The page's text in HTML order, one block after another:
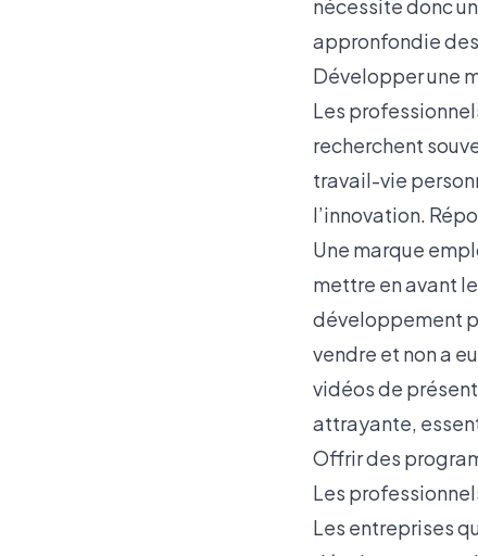
nécessite donc
appronfondie
Développer une
Les
recherchent
travail-vie
l’innovation.
Une marque
mettre en avant
développement
vendre et non a
vidéos de
attrayante,
Offrir des
Les
Les entreprises